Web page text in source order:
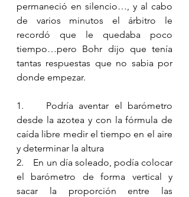
permaneció en silencio…, y al cabo
de varios minutos el árbitro le
recordó que le quedaba poco
tiempo…pero Bohr dijo que tenía
tantas respuestas que no sabia por
donde empezar.
1.    Podría aventar el barómetro
desde la azotea y con la fórmula de
caída libre medir el tiempo en el aire
y determinar la altura
2.    En un día soleado, podía colocar
el barómetro de forma vertical y
sacar la proporción entre las